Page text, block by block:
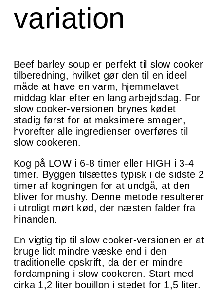
variation
Beef barley soup er perfekt til slow cooker
tilberedning, hvilket gør den til en ideel
måde at have en varm, hjemmelavet
middag klar efter en lang arbejdsdag. For
slow cooker-versionen brynes kødet
stadig først for at maksimere smagen,
hvorefter alle ingredienser overføres til
slow cookeren.
Kog på LOW i 6-8 timer eller HIGH i 3-4
timer. Byggen tilsættes typisk i de sidste 2
timer af kogningen for at undgå, at den
bliver for mushy. Denne metode resulterer
i utroligt mørt kød, der næsten falder fra
hinanden.
En vigtig tip til slow cooker-versionen er at
bruge lidt mindre væske end i den
traditionelle opskrift, da der er mindre
fordampning i slow cookeren. Start med
cirka 1,2 liter bouillon i stedet for 1,5 liter.